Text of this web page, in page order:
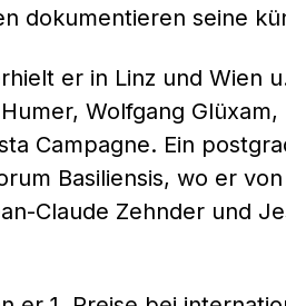
dokumentieren seine
er in Linz und Wien
Wolfgang
Campagne. Ein
Basiliensis, wo er
Claude Zehnder und